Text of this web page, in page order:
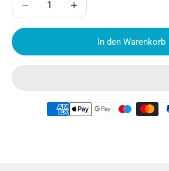
In den Warenkorb